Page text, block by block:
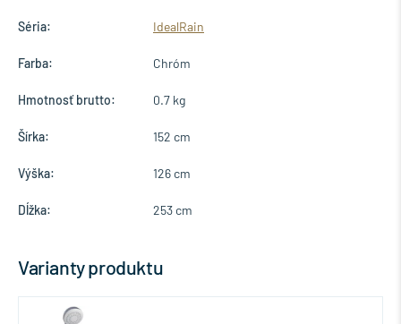
Séria: IdealRain
Farba: Chróm
Hmotnosť brutto: 0.7 kg
Šírka: 152 cm
Výška: 126 cm
Dĺžka: 253 cm
Varianty produktu